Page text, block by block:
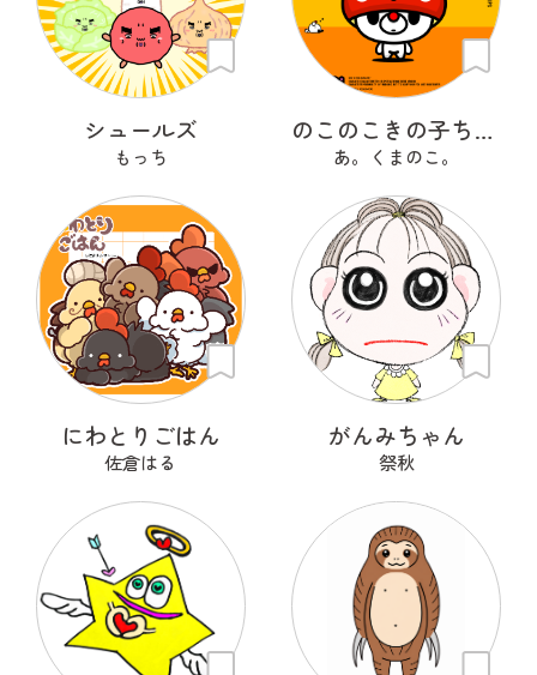
シュールズ
もっち
のこのこきの子ちゃん
あ。くまのこ。
にわとりごはん
佐倉はる
がんみちゃん
祭秋